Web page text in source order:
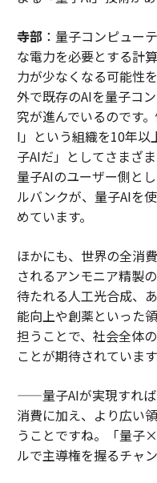
寺部 ：量子コンピュー
な電力を必要とする計
力が少なくなる可能性
外で既存のAIを量子コ
究が進んでいるのです
I」という組織を10年以
子AIだ」としてさまざ
量子AIのユーザー側と
ルバンクが、量子AIを
めています。
ほかにも、世界の全消
されるアンモニア精製
待たれる人工光合成、
能向上や創薬といった
担うことで、社会全体
ことが期待されています
——量子AIが実現すれば
消費に加え、より広い
うことですね。「量子
ルで主導権を握るチャ